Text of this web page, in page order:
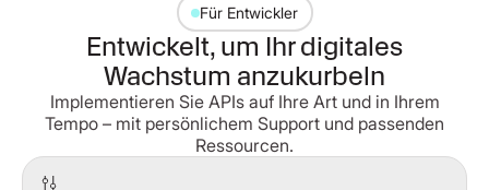
Für Entwickler
Entwickelt, um Ihr digitales
Wachstum anzukurbeln
Implementieren Sie APIs auf Ihre Art und in Ihrem
Tempo – mit persönlichem Support und passenden
Ressourcen.